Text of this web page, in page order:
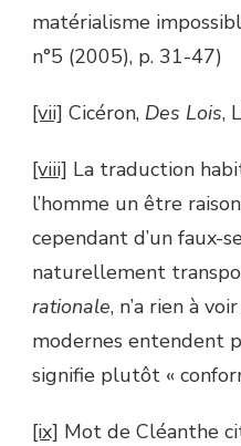
matérialisme
n°5 (2005), p. 31-47)
[vii] Cicéron, Des Lois,
[viii] La traduction
l’homme un être
cependant d’un faux-
naturellement
rationale, n’a rien à
modernes entendent
signifie plutôt «
[ix] Mot de Cléanthe